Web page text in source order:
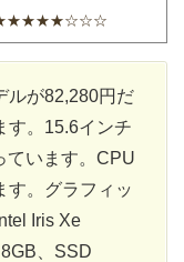
ルが82,280円だ
す。15.6インチ
ています。CPU
す。グラフィッ
Iris Xe
、SSD